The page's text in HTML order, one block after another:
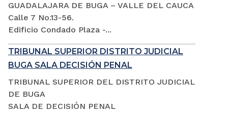
GUADALAJARA DE BUGA – VALLE DEL CAUCA
Calle 7 No.13-56.
Edificio Condado Plaza -...
TRIBUNAL SUPERIOR DISTRITO JUDICIAL
BUGA SALA DECISIÓN PENAL
TRIBUNAL SUPERIOR DEL DISTRITO JUDICIAL
DE BUGA
SALA DE DECISIÓN PENAL